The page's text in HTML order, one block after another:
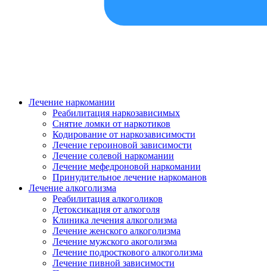
Лечение наркомании
Реабилитация наркозависимых
Снятие ломки от наркотиков
Кодирование от наркозависимости
Лечение героиновой зависимости
Лечение солевой наркомании
Лечение мефедроновой наркомании
Принудительное лечение наркоманов
Лечение алкоголизма
Реабилитация алкоголиков
Детоксикация от алкоголя
Клиника лечения алкоголизма
Лечение женского алкоголизма
Лечение мужского акоголизма
Лечение подросткового алкоголизма
Лечение пивной зависимости